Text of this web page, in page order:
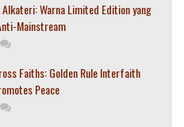
Alkateri: Warna Limited Edition yang
Mainstream
Faiths: Golden Rule Interfaith
Peace